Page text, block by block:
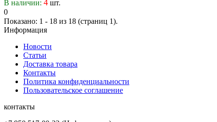
В наличии: 4 шт.
0
Показано: 1 - 18 из 18 (страниц 1).
Информация
Новости
Статьи
Доставка товара
Контакты
Политика конфиденциальности
Пользовательское соглашение
контакты